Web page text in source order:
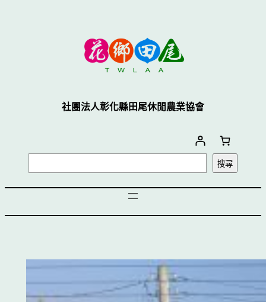
社團法人彰化縣田尾休閒農業協會
尋
搜尋